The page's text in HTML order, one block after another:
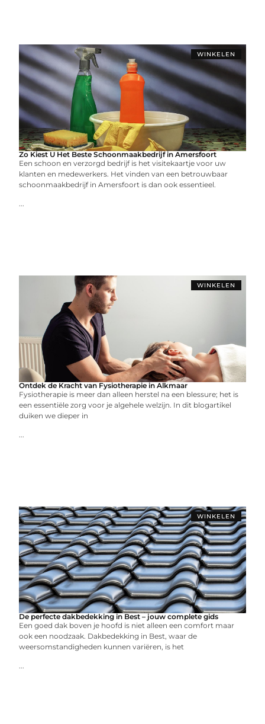
WINKELEN
Zo Kiest U Het Beste Schoonmaakbedrijf in Amersfoort
Een schoon en verzorgd bedrijf is het visitekaartje voor uw
klanten en medewerkers. Het vinden van een betrouwbaar
schoonmaakbedrijf in Amersfoort is dan ook essentieel.
...
WINKELEN
Ontdek de Kracht van Fysiotherapie in Alkmaar
Fysiotherapie is meer dan alleen herstel na een blessure; het is
een essentiële zorg voor je algehele welzijn. In dit blogartikel
duiken we dieper in
...
WINKELEN
De perfecte dakbedekking in Best – jouw complete gids
Een goed dak boven je hoofd is niet alleen een comfort maar
ook een noodzaak. Dakbedekking in Best, waar de
weersomstandigheden kunnen variëren, is het
...